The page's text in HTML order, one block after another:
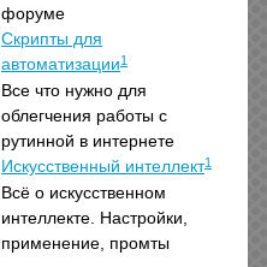
форуме
Скрипты для
автоматизации1
Все что нужно для
облегчения работы с
рутинной в интернете
Искусственный интеллект1
Всё о искусственном
интеллекте. Настройки,
применение, промты